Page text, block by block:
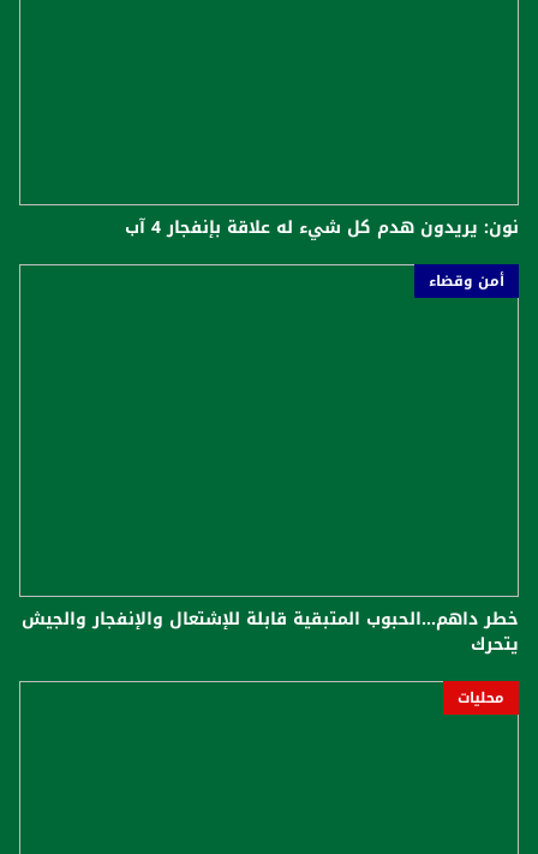
نون: يريدون هدم كل شيء له علاقة بإنفجار 4 آب
أمن وقضاء
خطر داهم...الحبوب المتبقية قابلة للإشتعال والإنفجار والجيش
يتحرك
محليات